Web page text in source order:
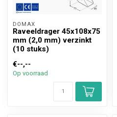
DOMAX
Raveeldrager 45x108x75
mm (2,0 mm) verzinkt
(10 stuks)
€--,--
Op voorraad